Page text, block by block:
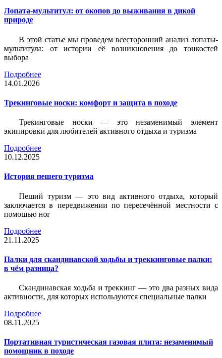
Лопата-мультитул: от окопов до выживания в дикой
природе
В этой статье мы проведем всесторонний анализ лопаты-
мультитула: от истории её возникновения до тонкостей
выбора
Подробнее
14.01.2026
Трекинговые носки: комфорт и защита в походе
Трекинговые носки — это незаменимый элемент
экипировки для любителей активного отдыха и туризма
Подробнее
10.12.2025
История пешего туризма
Пеший туризм — это вид активного отдыха, который
заключается в передвижении по пересечённой местности с
помощью ног
Подробнее
21.11.2025
Палки для скандинавской ходьбы и треккинговые палки:
в чём разница?
Скандинавская ходьба и треккинг — это два разных вида
активности, для которых используются специальные палки
Подробнее
08.11.2025
Портативная туристическая газовая плита: незаменимый
помощник в походе